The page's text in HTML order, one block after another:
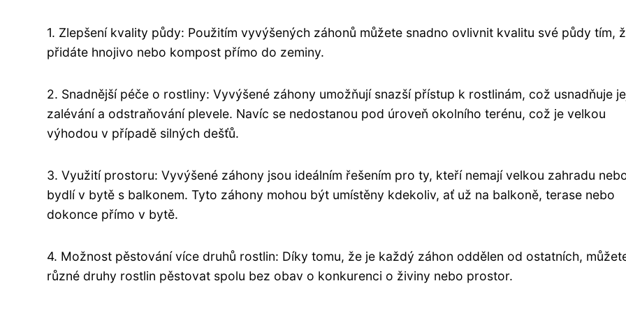
1. Zlepšení kvality půdy: Použitím vyvýšených záhonů můžete snadno ovlivnit kvalitu své půdy tím,
přidáte hnojivo nebo kompost přímo do zeminy.
2. Snadnější péče o rostliny: Vyvýšené záhony umožňují snazší přístup k rostlinám, což usnadňuje
zalévání a odstraňování plevele. Navíc se nedostanou pod úroveň okolního terénu, což je velkou
výhodou v případě silných dešťů.
3. Využití prostoru: Vyvýšené záhony jsou ideálním řešením pro ty, kteří nemají velkou zahradu
bydlí v bytě s balkonem. Tyto záhony mohou být umístěny kdekoliv, ať už na balkoně, terase nebo
dokonce přímo v bytě.
4. Možnost pěstování více druhů rostlin: Díky tomu, že je každý záhon oddělen od ostatních,
různé druhy rostlin pěstovat spolu bez obav o konkurenci o živiny nebo prostor.